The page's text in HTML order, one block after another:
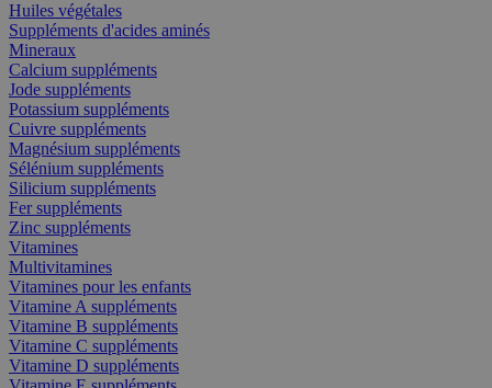
Huiles végétales
Suppléments d'acides aminés
Mineraux
Calcium suppléments
Jode suppléments
Potassium suppléments
Cuivre suppléments
Magnésium suppléments
Sélénium suppléments
Silicium suppléments
Fer suppléments
Zinc suppléments
Vitamines
Multivitamines
Vitamines pour les enfants
Vitamine A suppléments
Vitamine B suppléments
Vitamine C suppléments
Vitamine D suppléments